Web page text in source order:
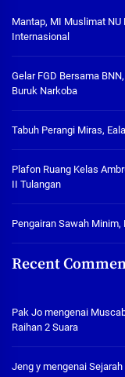
Mantap, MI Muslimat NU
Internasional
Gelar FGD Bersama
Buruk Narkoba
Tabuh Perangi Miras,
Plafon Ruang Kelas
II Tulangan
Pengairan Sawah
Recent
Pak Jo mengenai
Raihan 2 Suara
Jeng y mengenai Sejarah